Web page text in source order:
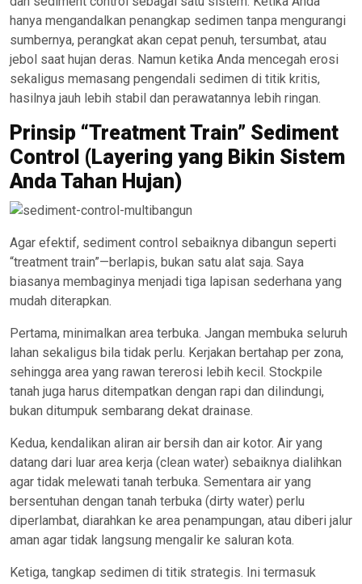
hanya mengandalkan penangkap sedimen tanpa mengurangi
sumbernya, perangkat akan cepat penuh, tersumbat, atau
jebol saat hujan deras. Namun ketika Anda mencegah erosi
sekaligus memasang pengendali sedimen di titik kritis,
hasilnya jauh lebih stabil dan perawatannya lebih ringan.
Prinsip “Treatment Train” Sediment
Control (Layering yang Bikin Sistem
Anda Tahan Hujan)
Agar efektif, sediment control sebaiknya dibangun seperti
“treatment train”—berlapis, bukan satu alat saja. Saya
biasanya membaginya menjadi tiga lapisan sederhana yang
mudah diterapkan.
Pertama, minimalkan area terbuka. Jangan membuka seluruh
lahan sekaligus bila tidak perlu. Kerjakan bertahap per zona,
sehingga area yang rawan tererosi lebih kecil. Stockpile
tanah juga harus ditempatkan dengan rapi dan dilindungi,
bukan ditumpuk sembarang dekat drainase.
Kedua, kendalikan aliran air bersih dan air kotor. Air yang
datang dari luar area kerja (clean water) sebaiknya dialihkan
agar tidak melewati tanah terbuka. Sementara air yang
bersentuhan dengan tanah terbuka (dirty water) perlu
diperlambat, diarahkan ke area penampungan, atau diberi jalur
aman agar tidak langsung mengalir ke saluran kota.
Ketiga, tangkap sedimen di titik strategis. Ini termasuk